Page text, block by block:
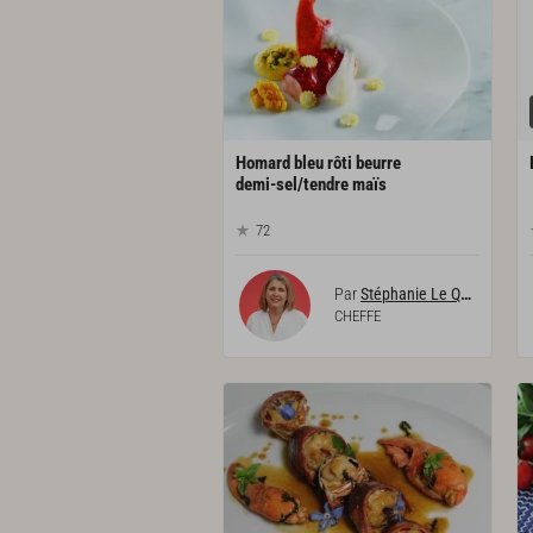
Homard bleu rôti beurre
demi-sel/tendre maïs
72
ParStéphanie Le Quellec
CHEFFE